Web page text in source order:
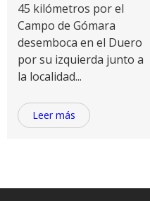
45 kilómetros por el
Campo de Gómara
desemboca en el Duero
por su izquierda junto a
la localidad...
Leer más